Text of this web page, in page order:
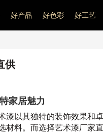
好产品 好色彩 好工艺
供
家居魅力
漆以其独特的装饰效果和
材料。而选择艺术漆厂家直